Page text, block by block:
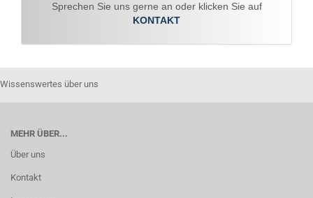
Sprechen Sie uns gerne an oder klicken Sie auf
KONTAKT
Wissenswertes über uns
MEHR ÜBER...
Über uns
Kontakt